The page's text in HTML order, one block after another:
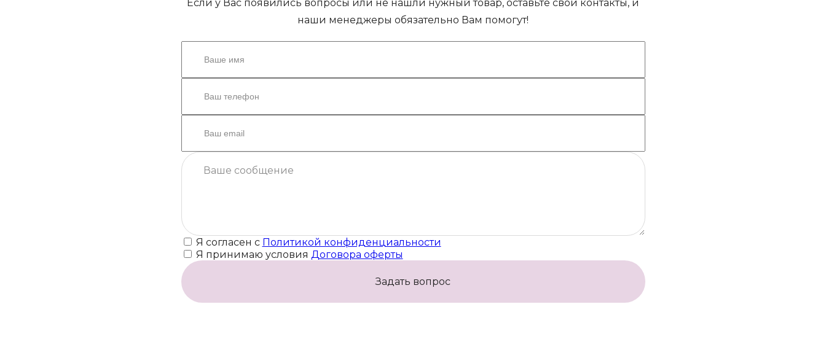
Если у Вас появились вопросы или не нашли нужный товар, оставьте свои контакты, и
наши менеджеры обязательно Вам помогут!
Я согласен с Политикой конфиденциальности
Я принимаю условия Договора оферты
Задать вопрос